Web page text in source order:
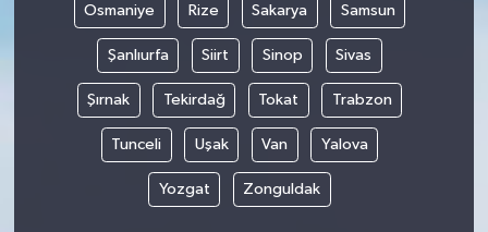
Osmaniye Rize Sakarya Samsun
Şanlıurfa Siirt Sinop Sivas
Şırnak Tekirdağ Tokat Trabzon
Tunceli Uşak Van Yalova
Yozgat Zonguldak